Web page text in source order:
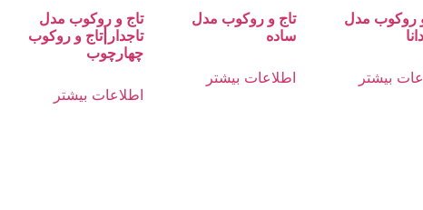
روکوب مدل
بیشتر
تاج و روکوب مدل
ساده
اطلاعات بیشتر
تاج و روکوب مدل
تاجدار|تاج و روکوب
چهارچوب
اطلاعات بیشتر